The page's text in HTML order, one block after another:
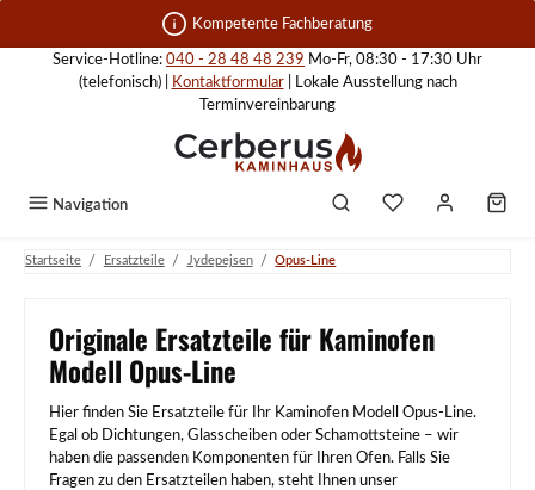
Zum Hauptinhalt springen Kompetente Fachberatung
Service-Hotline: 040 - 28 48 48 239 Mo-Fr, 08:30 - 17:30 Uhr
(telefonisch) |
Kontaktformular| Lokale Ausstellung nach
Terminvereinbarung
Navigation
Startseite / Ersatzteile / Jydepejsen / Opus-Line
Originale Ersatzteile für Kaminofen
Modell Opus-Line
Hier finden Sie Ersatzteile für Ihr Kaminofen Modell Opus-Line.
Egal ob Dichtungen, Glasscheiben oder Schamottsteine – wir
haben die passenden Komponenten für Ihren Ofen. Falls Sie
Fragen zu den Ersatzteilen haben, steht Ihnen unser